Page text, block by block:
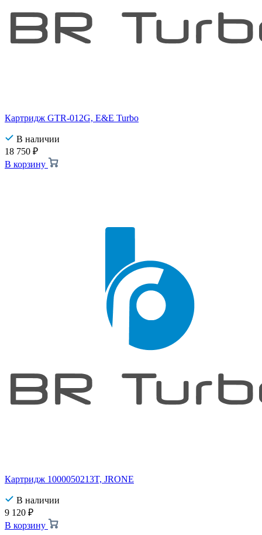
Картридж GTR-012G, E&E Turbo
В наличии
18 750 ₽
В корзину
Картридж 1000050213T, JRONE
В наличии
9 120 ₽
В корзину